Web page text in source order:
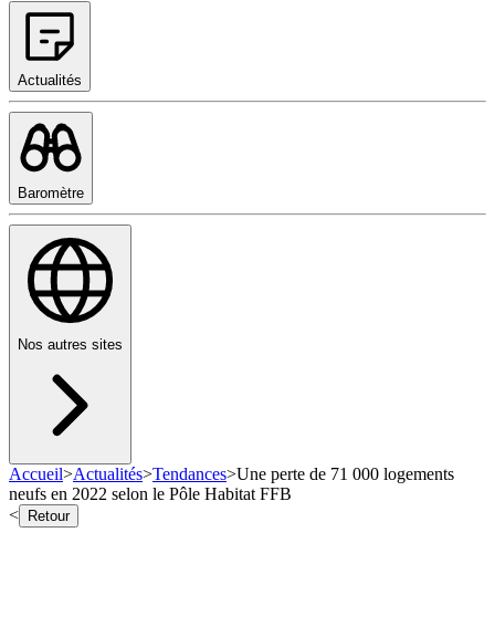
Actualités
Baromètre
Nos autres sites
Accueil>Actualités>Tendances>Une perte de 71 000 logements
neufs en 2022 selon le Pôle Habitat FFB
<
Retour